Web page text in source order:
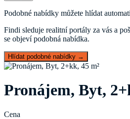
Podobné nabídky můžete hlídat
Findi sleduje realitní portály za vás a
se objeví podobná nabídka.
Hlídat podobné nabídky →
Pronájem, Byt,
Cena